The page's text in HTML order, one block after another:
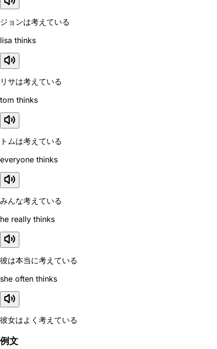
ジョンは考えている
lisa thinks
リサは考えている
tom thinks
トムは考えている
everyone thinks
みんな考えている
he really thinks
彼は本当に考えている
she often thinks
彼女はよく考えている
例文